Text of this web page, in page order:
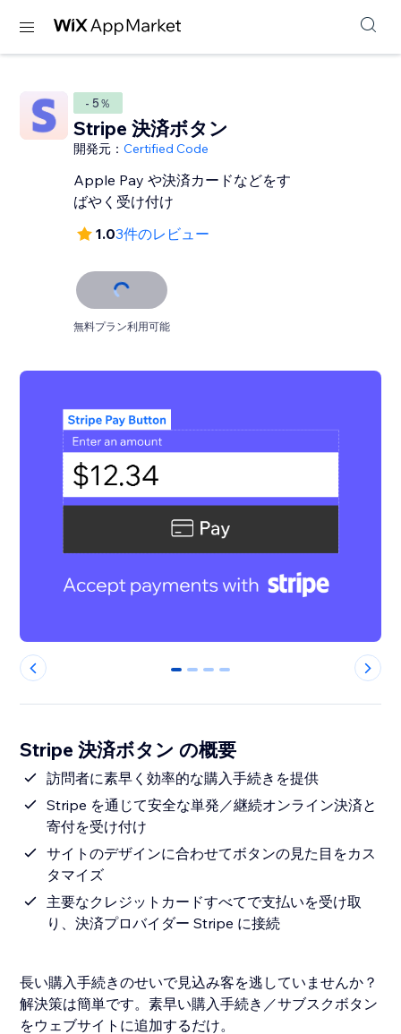
- 5％
Stripe 決済ボタン
開発元：Certified Code
Apple Pay や決済カードなどをす
ばやく受け付け
1.03件のレビュー
無料プラン利用可能
0 1 2 3
Stripe 決済ボタン の概要
訪問者に素早く効率的な購入手続きを提供
Stripe を通じて安全な単発／継続オンライン決済と
寄付を受け付け
サイトのデザインに合わせてボタンの見た目をカス
タマイズ
主要なクレジットカードすべてで支払いを受け取
り、決済プロバイダー Stripe に接続
長い購入手続きのせいで見込み客を逃していませんか？
解決策は簡単です。素早い購入手続き／サブスクボタン
をウェブサイトに追加するだけ。